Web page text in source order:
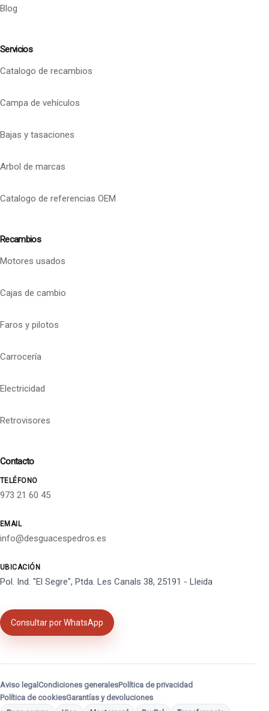
Blog
Servicios
Catalogo de recambios
Campa de vehículos
Bajas y tasaciones
Arbol de marcas
Catalogo de referencias OEM
Recambios
Motores usados
Cajas de cambio
Faros y pilotos
Carrocería
Electricidad
Retrovisores
Contacto
TELÉFONO
973 21 60 45
EMAIL
info@desguacespedros.es
UBICACIÓN
Pol. Ind. "El Segre", Ptda. Les Canals 38, 25191 - Lleida
Consultar por WhatsApp
Aviso legal Condiciones generalesPolítica de privacidad
Política de cookiesGarantías y devoluciones